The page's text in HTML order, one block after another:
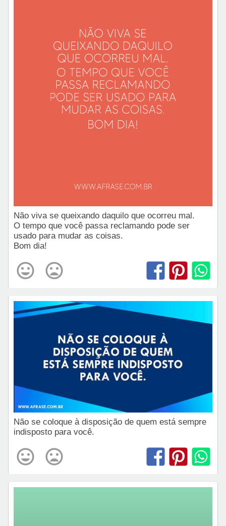
Não viva se queixando daquilo que ocorreu mal.
O tempo que você passa reclamando pode ser
usado para mudar as coisas.
Bom dia!
Não se coloque à disposição de quem está sempre
indisposto para você.